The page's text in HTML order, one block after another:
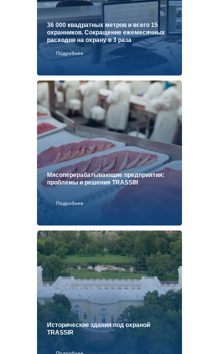
36 000 квадратных метров и всего 15
охранников. Сокращение ежемесячных
расходов на охрану в 3 раза
Подробнее
Мясоперерабатывающие предприятия:
проблемы и решения TRASSIR
Подробнее
Исторические здания под охраной
TRASSIR